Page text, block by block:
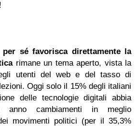
sé favorisca direttamente la
rimane un tema aperto, vista la
utenti del web e del tasso di
Oggi solo il 15% degli italiani
delle tecnologie digitali abbia
anno cambiamenti in meglio
movimenti politici (per il 35,3%